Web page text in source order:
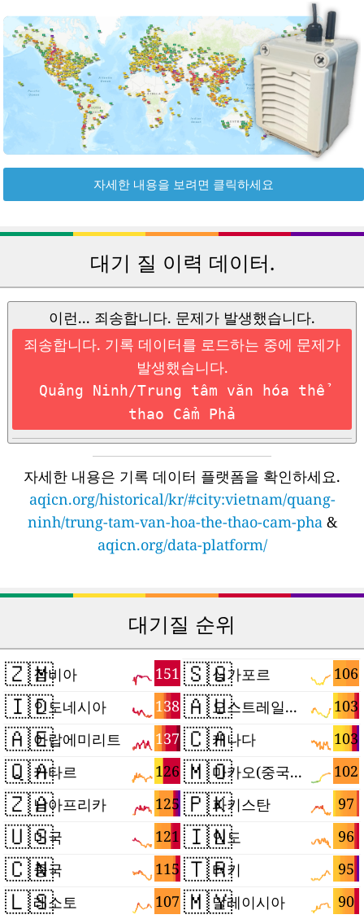
자세한 내용을 보려면 클릭하세요
대기 질 이력 데이터.
이런... 죄송합니다. 문제가 발생했습니다.
죄송합니다. 기록 데이터를 로드하는 중에 문제가
발생했습니다.
Quảng Ninh/Trung tâm văn hóa thể
thao Cẩm Phả
자세한 내용은 기록 데이터 플랫폼을 확인하세요.
aqicn.org/historical/kr/#city:vietnam/quang-
ninh/trung-tam-van-hoa-the-thao-cam-pha&
aqicn.org/data-platform/
대기질 순위
🇿🇲 151
잠비아
🇮🇩 138
인도네시아
🇦🇪 137
아랍에미리트
🇶🇦 126
카타르
🇿🇦 125
남아프리카
🇺🇸 121
미국
🇨🇳 115
중국
🇱🇸 107
레소토
🇸🇬 106
싱가포르
🇦🇺 103
오스트레일리아
🇨🇦 103
캐나다
🇲🇴 102
마카오(중국 특별행정구)
🇵🇰 97
파키스탄
🇮🇳 96
인도
🇹🇷 95
터키
🇲🇾 90
말레이시아